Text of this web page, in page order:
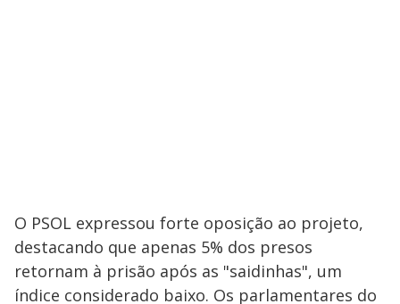
O PSOL expressou forte oposição ao projeto,
destacando que apenas 5% dos presos
retornam à prisão após as "saidinhas", um
índice considerado baixo. Os parlamentares do